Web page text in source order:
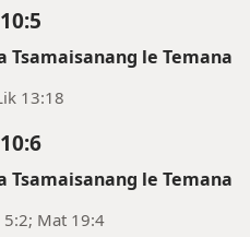
Tsamaisanang le Temana
13:18
Tsamaisanang le Temana
5:2; Mat 19:4